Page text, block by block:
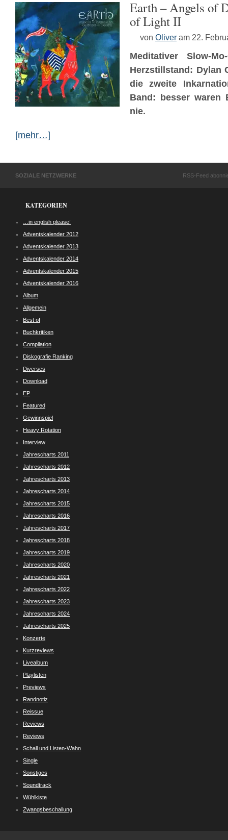
Earth – Angels of
of Light II
von Oliver am 22.
Meditativer Slow-
Herzstillstand: Dylan
die zweite
Band: besser waren
nie.
[mehr…]
SOZIALE NETZWERKE RSS-Feed
KATEGORIEN
…in english please!
Adventskalender 2012
Adventskalender 2013
Adventskalender 2014
Adventskalender 2015
Adventskalender 2016
Album
Allgemein
Best of
Buchkritiken
Compilation
Diskografie Ranking
Diverses
Download
EP
Featured
Gewinnspiel
Heavy Rotation
Interview
Jahrescharts 2011
Jahrescharts 2012
Jahrescharts 2013
Jahrescharts 2014
Jahrescharts 2015
Jahrescharts 2016
Jahrescharts 2017
Jahrescharts 2018
Jahrescharts 2019
Jahrescharts 2020
Jahrescharts 2021
Jahrescharts 2022
Jahrescharts 2023
Jahrescharts 2024
Jahrescharts 2025
Konzerte
Kurzreviews
Livealbum
Playlisten
Previews
Randnotiz
Reissue
Reviews
Reviews
Schall und Listen-Wahn
Single
Sonstiges
Soundtrack
Wühlkiste
Zwangsbeschallung